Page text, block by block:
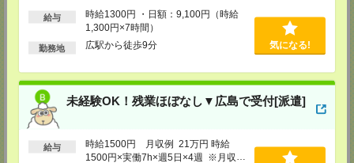
給与
時給1300円 ・日額：9,100円（時給
1,300円×7時間）
勤務地 広駅から徒歩9分 気になる!
未経験OK！残業ほぼなし▼広島で受付[派遣]
給与
時給1500円 月収例 21万円 時給
1500円×実働7h×週5日×4週 ※月収例
広島営業所
広島県広島市中区紙屋町2丁目1番地22号 広島興銀ビル11階
FAX：0120-934-504
担当：採用担当
松山営業所
〒790-0003
愛媛県松山市三番町7丁目1番地21号 ジブラルタ生命松山ビル8階
TEL：0120-709-707
FAX：0120-709-890